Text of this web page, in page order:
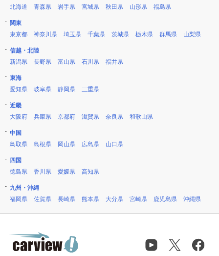
北海道
青森県 岩手県 宮城県 秋田県 山形県 福島県
関東
東京都
神奈川県 埼玉県 千葉県 茨城県 栃木県 群馬県 山梨県
信越・北陸
新潟県
長野県 富山県 石川県 福井県
東海
愛知県
岐阜県 静岡県 三重県
近畿
大阪府
兵庫県 京都府 滋賀県 奈良県 和歌山県
中国
鳥取県
島根県 岡山県 広島県 山口県
四国
徳島県
香川県 愛媛県 高知県
九州・沖縄
福岡県
佐賀県 長崎県 熊本県 大分県 宮崎県 鹿児島県 沖縄県